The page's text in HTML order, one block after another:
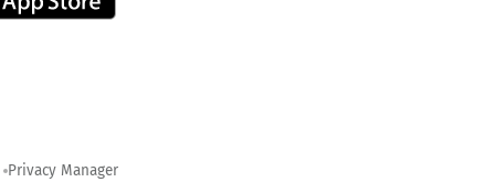
Privacy Manager